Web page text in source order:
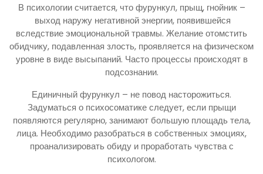
В психологии считается, что фурункул, прыщ, гнойник –
выход наружу негативной энергии, появившейся
вследствие эмоциональной травмы. Желание отомстить
обидчику, подавленная злость, проявляется на физическом
уровне в виде высыпаний. Часто процессы происходят в
подсознании.
Единичный фурункул – не повод насторожиться.
Задуматься о психосоматике следует, если прыщи
появляются регулярно, занимают большую площадь тела,
лица. Необходимо разобраться в собственных эмоциях,
проанализировать обиду и проработать чувства с
психологом.